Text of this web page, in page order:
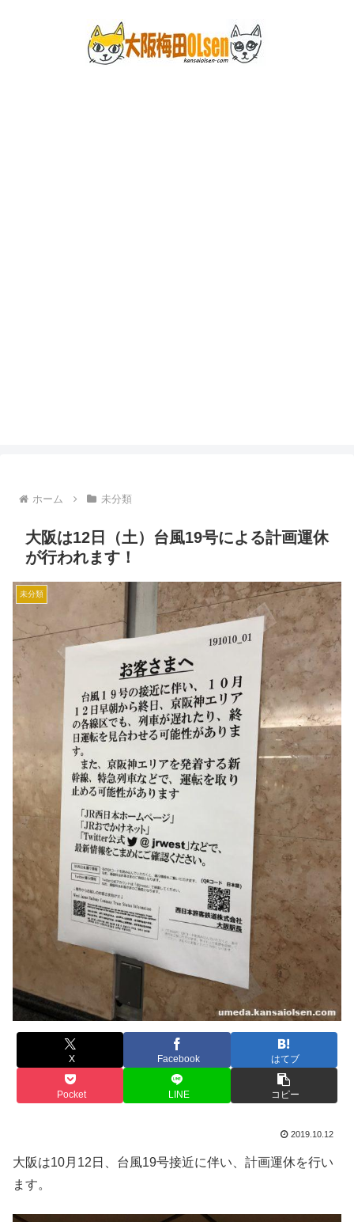
ホーム 未分類
大阪は12日（土）台風19号による計画運休
が行われます！
未分類
X Facebook はてブ
Pocket LINE コピー
2019.10.12
大阪は10月12日、台風19号接近に伴い、計画運休を行い
ます。